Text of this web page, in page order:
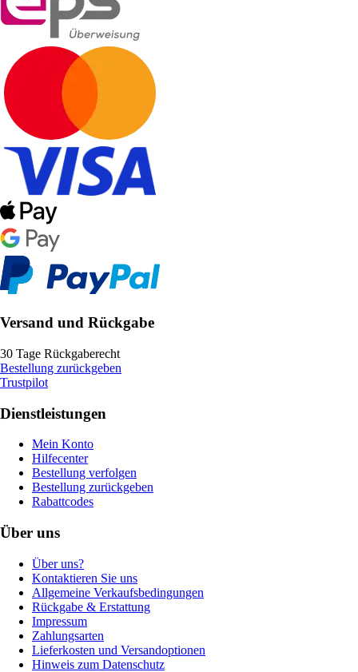
Versand und Rückgabe
30 Tage Rückgaberecht
Bestellung zurückgeben
Trustpilot
Dienstleistungen
Mein Konto
Hilfecenter
Bestellung verfolgen
Bestellung zurückgeben
Rabattcodes
Über uns
Über uns?
Kontaktieren Sie uns
Allgemeine Verkaufsbedingungen
Rückgabe & Erstattung
Impressum
Zahlungsarten
Lieferkosten und Versandoptionen
Hinweis zum Datenschutz